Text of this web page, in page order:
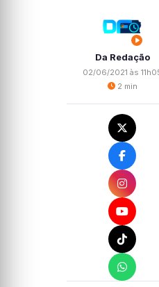
Da Redação
02/06/2021 às
2 min